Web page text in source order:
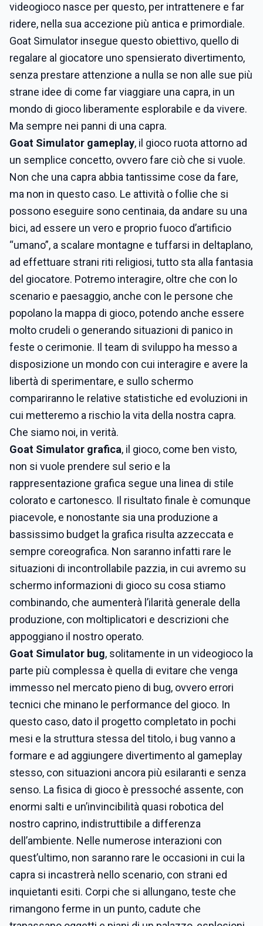
videogioco nasce per questo, per intrattenere e far
ridere, nella sua accezione più antica e primordiale.
Goat Simulator insegue questo obiettivo, quello di
regalare al giocatore uno spensierato divertimento,
senza prestare attenzione a nulla se non alle sue più
strane idee di come far viaggiare una capra, in un
mondo di gioco liberamente esplorabile e da vivere.
Ma sempre nei panni di una capra.
Goat Simulator gameplay, il gioco ruota attorno ad
un semplice concetto, ovvero fare ciò che si vuole.
Non che una capra abbia tantissime cose da fare,
ma non in questo caso. Le attività o follie che si
possono eseguire sono centinaia, da andare su una
bici, ad essere un vero e proprio fuoco d’artificio
“umano”, a scalare montagne e tuffarsi in deltaplano,
ad effettuare strani riti religiosi, tutto sta alla fantasia
del giocatore. Potremo interagire, oltre che con lo
scenario e paesaggio, anche con le persone che
popolano la mappa di gioco, potendo anche essere
molto crudeli o generando situazioni di panico in
feste o cerimonie. Il team di sviluppo ha messo a
disposizione un mondo con cui interagire e avere la
libertà di sperimentare, e sullo schermo
compariranno le relative statistiche ed evoluzioni in
cui metteremo a rischio la vita della nostra capra.
Che siamo noi, in verità.
Goat Simulator grafica, il gioco, come ben visto,
non si vuole prendere sul serio e la
rappresentazione grafica segue una linea di stile
colorato e cartonesco. Il risultato finale è comunque
piacevole, e nonostante sia una produzione a
bassissimo budget la grafica risulta azzeccata e
sempre coreografica. Non saranno infatti rare le
situazioni di incontrollabile pazzia, in cui avremo su
schermo informazioni di gioco su cosa stiamo
combinando, che aumenterà l’ilarità generale della
produzione, con moltiplicatori e descrizioni che
appoggiano il nostro operato.
Goat Simulator bug, solitamente in un videogioco la
parte più complessa è quella di evitare che venga
immesso nel mercato pieno di bug, ovvero errori
tecnici che minano le performance del gioco. In
questo caso, dato il progetto completato in pochi
mesi e la struttura stessa del titolo, i bug vanno a
formare e ad aggiungere divertimento al gameplay
stesso, con situazioni ancora più esilaranti e senza
senso. La fisica di gioco è pressoché assente, con
enormi salti e un’invincibilità quasi robotica del
nostro caprino, indistruttibile a differenza
dell’ambiente. Nelle numerose interazioni con
quest’ultimo, non saranno rare le occasioni in cui la
capra si incastrerà nello scenario, con strani ed
inquietanti esiti. Corpi che si allungano, teste che
rimangono ferme in un punto, cadute che